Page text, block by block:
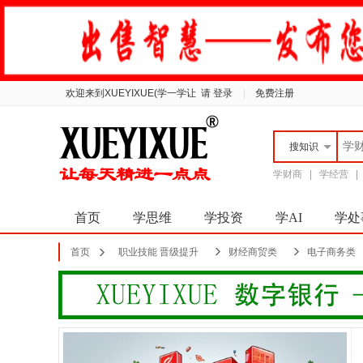
欢迎来到XUEYIXUE(学一学让 请 登录 免费注册
搜知识
学财商 学经营
首页 学思维 学投资 学AI 学处
首页 职业技能 晋级提升 财经商贸类 电子商务类